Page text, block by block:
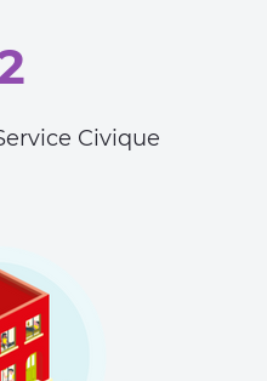
Civique